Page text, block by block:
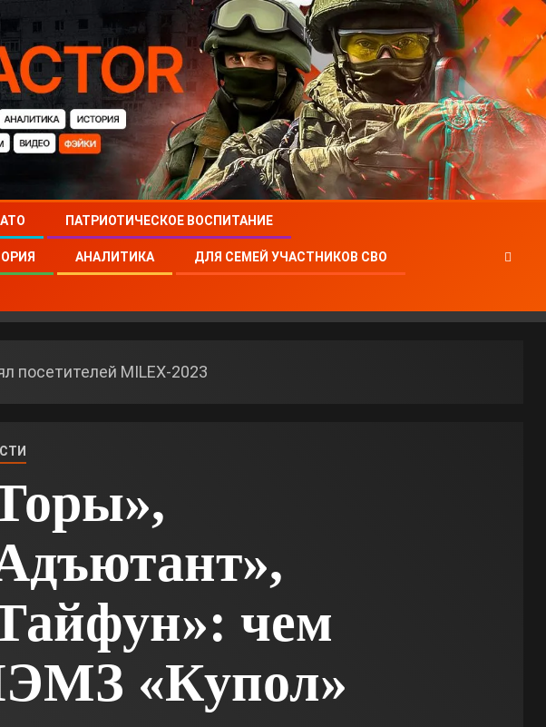
ПАТРИОТИЧЕСКОЕ ВОСПИТАНИЕ
АНАЛИТИКА ДЛЯ СЕМЕЙ УЧАСТНИКОВ СВО
посетителей MILEX-2023
чем
«Купол»